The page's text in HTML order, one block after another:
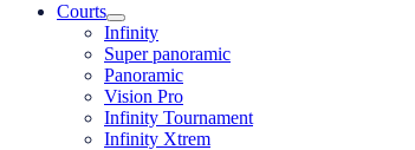
Courts
Infinity
Super panoramic
Panoramic
Vision Pro
Infinity Tournament
Infinity Xtrem